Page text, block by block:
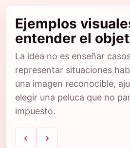
Ejemplos
entender el
La idea no es enseñar
representar situaciones
una imagen reconocible,
elegir una peluca que no
impuesto.
‹ ›